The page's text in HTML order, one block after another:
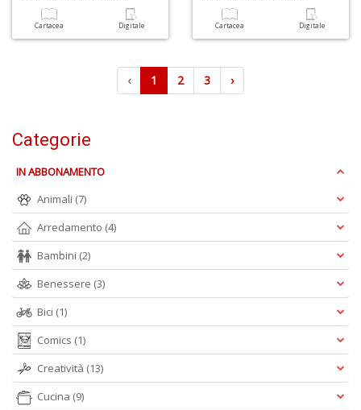
Cartacea Digitale Cartacea Digitale
‹ 1 2 3 ›
Categorie
IN ABBONAMENTO
Animali (7)
Arredamento (4)
Bambini (2)
Benessere (3)
Bici (1)
Comics (1)
Creatività (13)
Cucina (9)